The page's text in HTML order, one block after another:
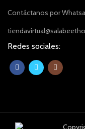
Contáctanos por
Redes sociales: